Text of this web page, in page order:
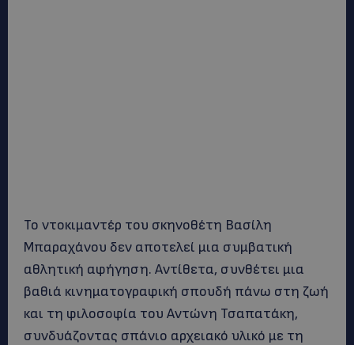
Το ντοκιμαντέρ του σκηνοθέτη Βασίλη
Μπαραχάνου δεν αποτελεί μια συμβατική
αθλητική αφήγηση. Αντίθετα, συνθέτει μια
βαθιά κινηματογραφική σπουδή πάνω στη ζωή
και τη φιλοσοφία του Αντώνη Τσαπατάκη,
συνδυάζοντας σπάνιο αρχειακό υλικό με τη